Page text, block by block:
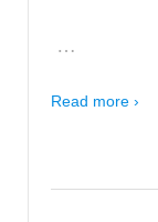
…
Read more ›